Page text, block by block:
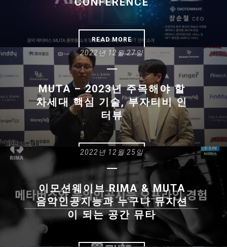
READ MORE
2022년 12월 27일
MUTA – 2023년 주목해야 할
차세대 핵심 기술, 부자티비 인
터뷰
READ MORE
2022년 12월 25일
이모션웨이브 RIMA & MUTA
음악인공지능과 누구나 뮤지션
이 되는 공간 뮤타